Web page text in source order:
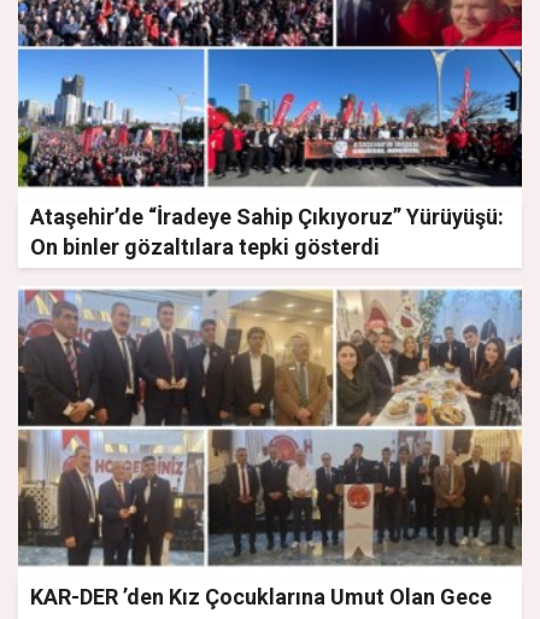
Ataşehir’de “İradeye Sahip Çıkıyoruz” Yürüyüşü:
On binler gözaltılara tepki gösterdi
KAR-DER ’den Kız Çocuklarına Umut Olan Gece